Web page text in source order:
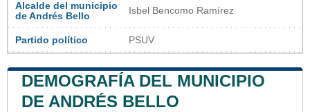
Alcalde del municipio
de Andrés Bello
Isbel Bencomo Ramírez
Partido político PSUV
DEMOGRAFÍA DEL MUNICIPIO
DE ANDRÉS BELLO